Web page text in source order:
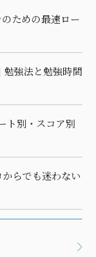
ための最速ロー
強法と勉強時間
ト別・スコア別
らでも迷わない